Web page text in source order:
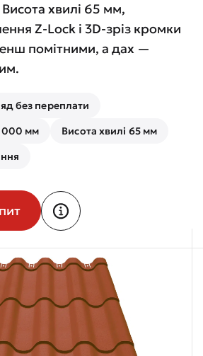
Висота хвилі 65 мм,
Z-Lock і 3D-зріз кромки
помітними, а дах —
без переплати
мм
Висота хвилі 65 мм